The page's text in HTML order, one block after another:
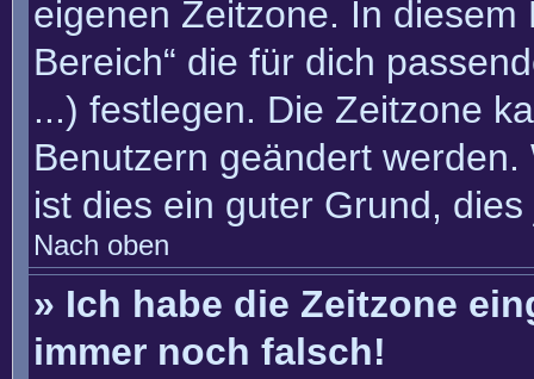
eigenen Zeitzone. In diesem
Bereich“ die für dich
...) festlegen. Die Zeitzone
Benutzern geändert
ist dies ein guter Grund,
Nach oben
» Ich habe die Zeitzone
immer noch falsch!